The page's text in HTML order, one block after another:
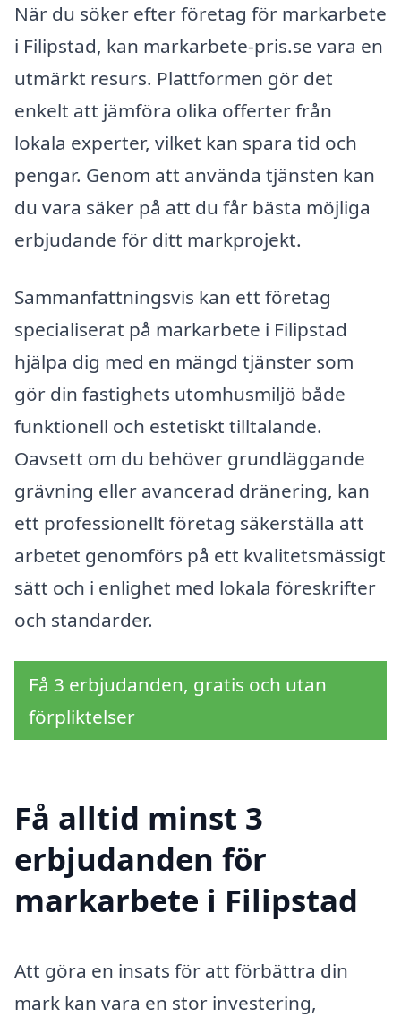
När du söker efter företag för markarbete
i Filipstad, kan markarbete-pris.se vara en
utmärkt resurs. Plattformen gör det
enkelt att jämföra olika offerter från
lokala experter, vilket kan spara tid och
pengar. Genom att använda tjänsten kan
du vara säker på att du får bästa möjliga
erbjudande för ditt markprojekt.
Sammanfattningsvis kan ett företag
specialiserat på markarbete i Filipstad
hjälpa dig med en mängd tjänster som
gör din fastighets utomhusmiljö både
funktionell och estetiskt tilltalande.
Oavsett om du behöver grundläggande
grävning eller avancerad dränering, kan
ett professionellt företag säkerställa att
arbetet genomförs på ett kvalitetsmässigt
sätt och i enlighet med lokala föreskrifter
och standarder.
Få 3 erbjudanden, gratis och utan
förpliktelser
Få alltid minst 3
erbjudanden för
markarbete i Filipstad
Att göra en insats för att förbättra din
mark kan vara en stor investering,